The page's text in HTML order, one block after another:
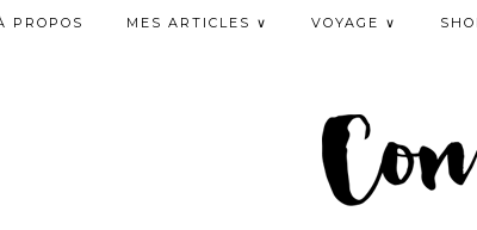
PROPOS MES ARTICLES ∨ VOYAGE ∨